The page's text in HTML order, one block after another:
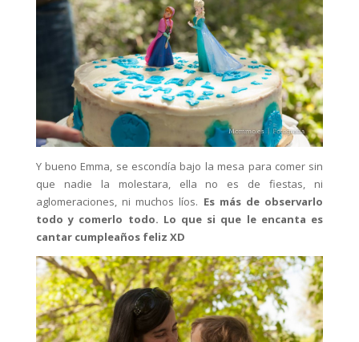
Y bueno Emma, se escondía bajo la mesa para comer sin
que nadie la molestara, ella no es de fiestas, ni
aglomeraciones, ni muchos líos. Es más de observarlo
todo y comerlo todo. Lo que si que le encanta es
cantar cumpleaños feliz XD